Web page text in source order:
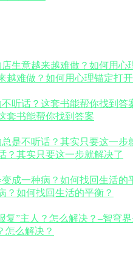
越难做？如何用心理锚定打
套书能帮你找到答案
？其实只要这一步就解决了
？如何找回生活的平衡？
怎么解决？